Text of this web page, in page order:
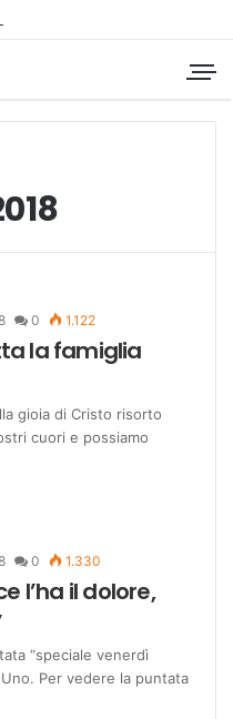
0 1.122
la famiglia
gioia di Cristo risorto
cuori e possiamo
0 1.330
l’ha il dolore,
“speciale venerdì
Uno. Per vedere la puntata